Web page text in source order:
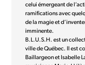
celui émergeant de
ramifications avec
de la magie et
imminente.
B.L.U.S.H. est un
ville de Québec. Il est
Baillargeon et Isabelle